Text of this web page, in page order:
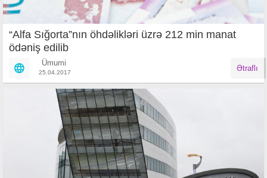
“Alfa Sığorta”nın öhdəlikləri üzrə 212 min manat
ödəniş edilib
Ümumi
25.04.2017 Ətraflı